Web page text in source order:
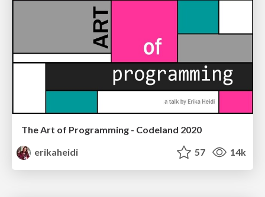
The Art of Programming - Codeland 2020
erikaheidi
57 14k